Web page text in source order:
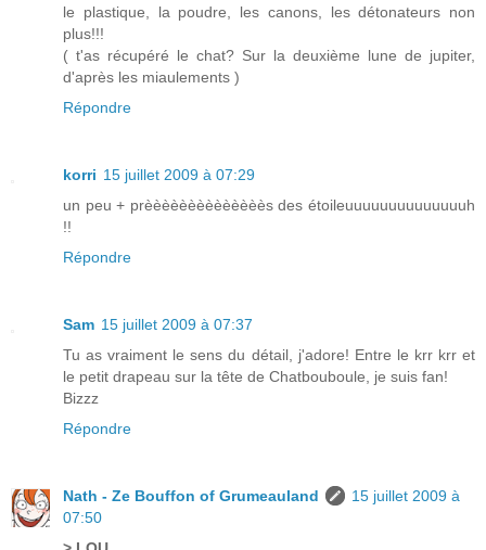
le plastique, la poudre, les canons, les détonateurs non
plus!!!
( t'as récupéré le chat? Sur la deuxième lune de jupiter,
d'après les miaulements )
Répondre
korri 15 juillet 2009 à 07:29
un peu + prèèèèèèèèèèèèèès des étoileuuuuuuuuuuuuuuh
!!
Répondre
Sam 15 juillet 2009 à 07:37
Tu as vraiment le sens du détail, j'adore! Entre le krr krr et
le petit drapeau sur la tête de Chatbouboule, je suis fan!
Bizzz
Répondre
Nath - Ze Bouffon of Grumeauland
15 juillet 2009 à
07:50